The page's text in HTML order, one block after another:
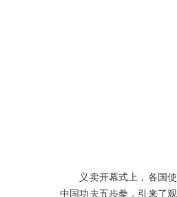
义卖开幕式上，各国使
中国功夫五步拳，引来了